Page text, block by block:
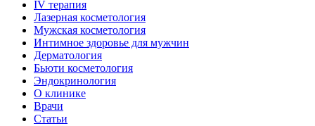
IV терапия
Лазерная косметология
Мужская косметология
Интимное здоровье для мужчин
Дерматология
Бьюти косметология
Эндокринология
О клинике
Врачи
Статьи